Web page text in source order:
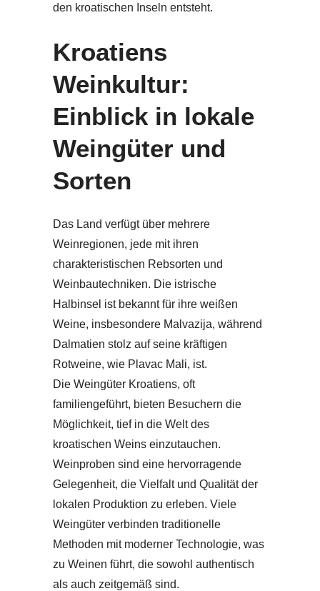
den kroatischen Inseln entsteht.
Kroatiens
Weinkultur:
Einblick in lokale
Weingüter und
Sorten
Das Land verfügt über mehrere
Weinregionen, jede mit ihren
charakteristischen Rebsorten und
Weinbautechniken. Die istrische
Halbinsel ist bekannt für ihre weißen
Weine, insbesondere Malvazija, während
Dalmatien stolz auf seine kräftigen
Rotweine, wie Plavac Mali, ist.
Die Weingüter Kroatiens, oft
familiengeführt, bieten Besuchern die
Möglichkeit, tief in die Welt des
kroatischen Weins einzutauchen.
Weinproben sind eine hervorragende
Gelegenheit, die Vielfalt und Qualität der
lokalen Produktion zu erleben. Viele
Weingüter verbinden traditionelle
Methoden mit moderner Technologie, was
zu Weinen führt, die sowohl authentisch
als auch zeitgemäß sind.